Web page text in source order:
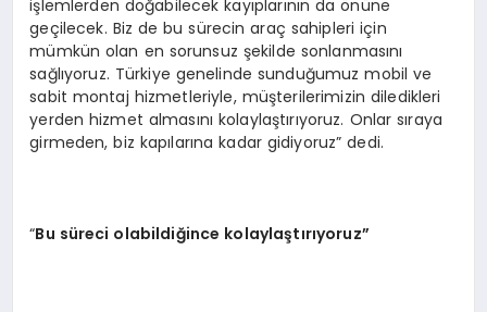
işlemlerden doğabilecek kayıplarının da önüne
geçilecek. Biz de bu sürecin araç sahipleri için
mümkün olan en sorunsuz şekilde sonlanmasını
sağlıyoruz. Türkiye genelinde sunduğumuz mobil ve
sabit montaj hizmetleriyle, müşterilerimizin diledikleri
yerden hizmet almasını kolaylaştırıyoruz. Onlar sıraya
girmeden, biz kapılarına kadar gidiyoruz” dedi.
“Bu süreci olabildiğince kolaylaştırıyoruz”